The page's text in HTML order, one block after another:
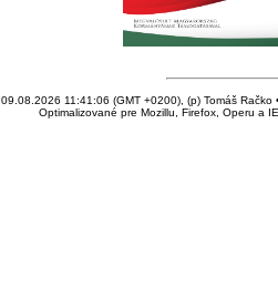
09.08.2026 11:41:06 (GMT +0200), (p) Tomáš Račko
Optimalizované pre Mozillu, Firefox, Operu a